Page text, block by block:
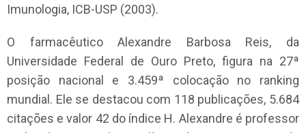
Imunologia, ICB-USP (2003).
O farmacêutico Alexandre Barbosa Reis, da
Universidade Federal de Ouro Preto, figura na 27ª
posição nacional e 3.459ª colocação no ranking
mundial. Ele se destacou com 118 publicações, 5.684
citações e valor 42 do índice H. Alexandre é professor